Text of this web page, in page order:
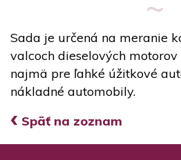
Sada je určená na meranie
valcoch dieselových motorov
najmä pre ľahké úžitkové
nákladné automobily.
‹ Späť na zoznam